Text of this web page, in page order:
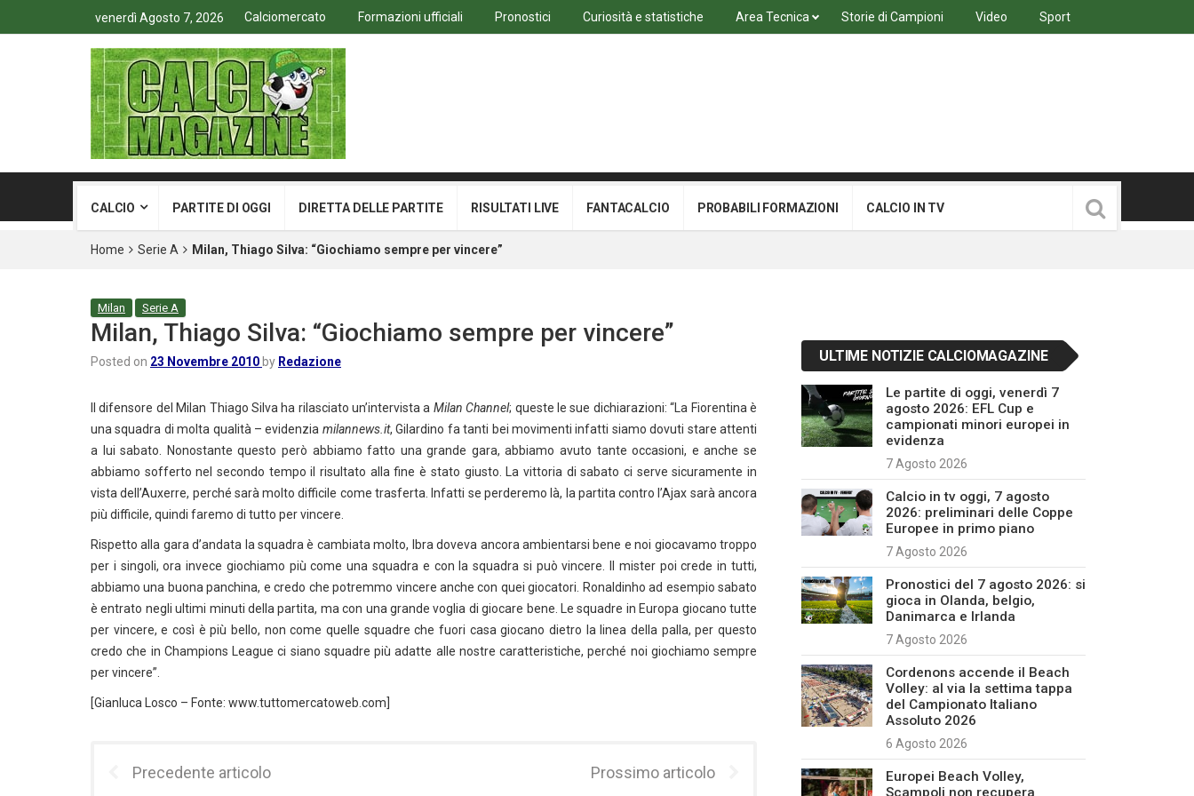
venerdì Agosto 7, 2026 Calciomercato Formazioni ufficiali Pronostici Curiosità e statistiche Area Tecnica Storie di Campioni Video Sport
CALCIO PARTITE DI OGGI DIRETTA DELLE PARTITE RISULTATI LIVE FANTACALCIO PROBABILI FORMAZIONI CALCIO IN TV
Home Serie A Milan, Thiago Silva: “Giochiamo sempre per vincere”
Milan Serie A
Milan, Thiago Silva: “Giochiamo sempre per vincere”
Posted on 23 Novembre 2010 by Redazione
Il difensore del Milan Thiago Silva ha rilasciato un’intervista a Milan Channel; queste le sue dichiarazioni: “La Fiorentina è
una squadra di molta qualità – evidenzia milannews.it, Gilardino fa tanti bei movimenti infatti siamo dovuti stare attenti
a lui sabato. Nonostante questo però abbiamo fatto una grande gara, abbiamo avuto tante occasioni, e anche se
abbiamo sofferto nel secondo tempo il risultato alla fine è stato giusto. La vittoria di sabato ci serve sicuramente in
vista dell’Auxerre, perché sarà molto difficile come trasferta. Infatti se perderemo là, la partita contro l’Ajax sarà ancora
più difficile, quindi faremo di tutto per vincere.
Rispetto alla gara d’andata la squadra è cambiata molto, Ibra doveva ancora ambientarsi bene e noi giocavamo troppo
per i singoli, ora invece giochiamo più come una squadra e con la squadra si può vincere. Il mister poi crede in tutti,
abbiamo una buona panchina, e credo che potremmo vincere anche con quei giocatori. Ronaldinho ad esempio sabato
è entrato negli ultimi minuti della partita, ma con una grande voglia di giocare bene. Le squadre in Europa giocano tutte
per vincere, e così è più bello, non come quelle squadre che fuori casa giocano dietro la linea della palla, per questo
credo che in Champions League ci siano squadre più adatte alle nostre caratteristiche, perché noi giochiamo sempre
per vincere”.
[Gianluca Losco – Fonte: www.tuttomercatoweb.com]
Precedente articolo Prossimo articolo
ULTIME NOTIZIE CALCIOMAGAZINE
Le partite di oggi, venerdì 7
agosto 2026: EFL Cup e
campionati minori europei in
evidenza
7 Agosto 2026
Calcio in tv oggi, 7 agosto
2026: preliminari delle Coppe
Europee in primo piano
7 Agosto 2026
Pronostici del 7 agosto 2026: si
gioca in Olanda, belgio,
Danimarca e Irlanda
7 Agosto 2026
Cordenons accende il Beach
Volley: al via la settima tappa
del Campionato Italiano
Assoluto 2026
6 Agosto 2026
Europei Beach Volley,
Scampoli non recupera